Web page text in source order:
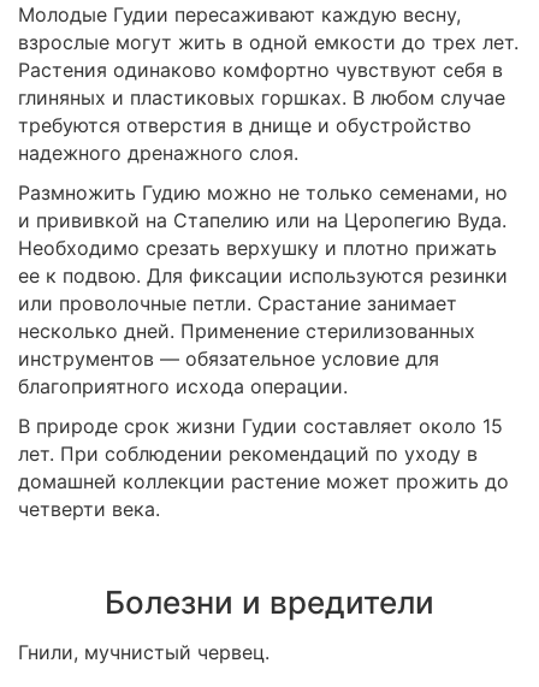
Молодые Гудии пересаживают каждую весну,
взрослые могут жить в одной емкости до трех лет.
Растения одинаково комфортно чувствуют себя в
глиняных и пластиковых горшках. В любом случае
требуются отверстия в днище и обустройство
надежного дренажного слоя.
Размножить Гудию можно не только семенами, но
и прививкой на Стапелию или на Церопегию Вуда.
Необходимо срезать верхушку и плотно прижать
ее к подвою. Для фиксации используются резинки
или проволочные петли. Срастание занимает
несколько дней. Применение стерилизованных
инструментов — обязательное условие для
благоприятного исхода операции.
В природе срок жизни Гудии составляет около 15
лет. При соблюдении рекомендаций по уходу в
домашней коллекции растение может прожить до
четверти века.
Болезни и вредители
Гнили, мучнистый червец.